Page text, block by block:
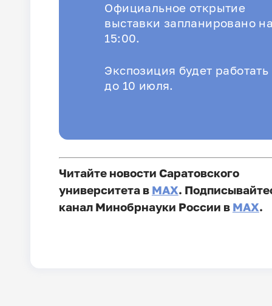
Официальное открытие
выставки запланировано на
15:00.
Экспозиция будет работать
до 10 июля.
Читайте новости Саратовского
университета в MAX.
канал Минобрнауки России в MAX.